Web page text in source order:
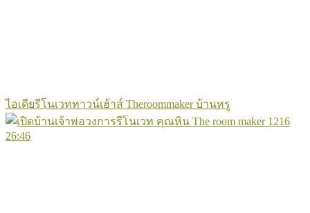
ไอเดียรีโนเวททาวน์เฮ้าส์ Theroommaker บ้านหรู
1216
26:46